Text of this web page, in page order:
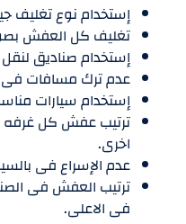
إستخدام نوع تغليف
تغليف كل العفش
إستخدام صناديق
عدم ترك مسافات فى
إستخدام سيارات
ترتيب عفش كل غرفه
اخرى.
عدم الإسراع فى
ترتيب العفش فى
فى الاعلى.